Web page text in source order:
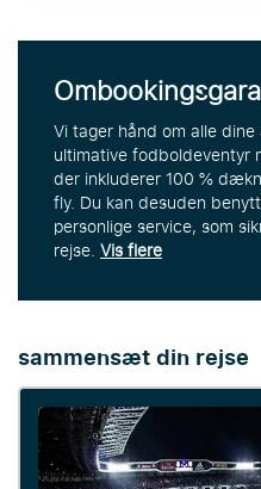
Vi tager hånd om alle
ultimative fodboldeventyr
der inkluderer 100 %
fly. Du kan desuden
personlige service, som
rejse.Vis flere
sammensæt din rejse